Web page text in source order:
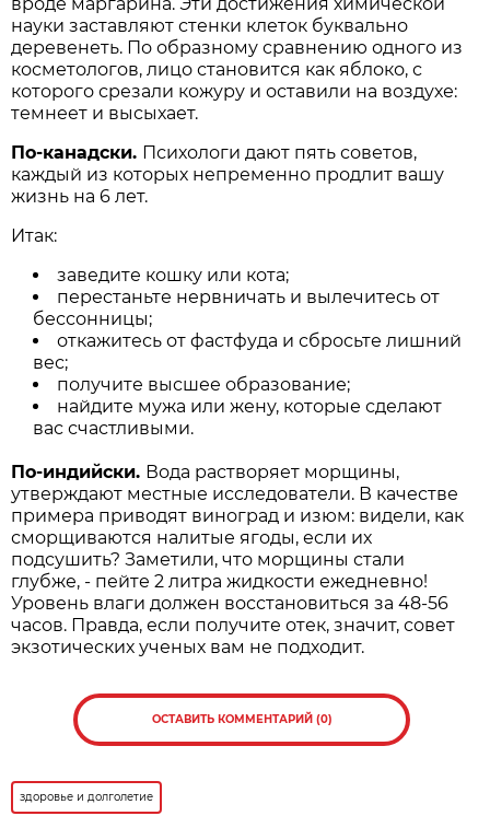
науки заставляют стенки клеток буквально
деревенеть. По образному сравнению одного из
косметологов, лицо становится как яблоко, с
которого срезали кожуру и оставили на воздухе:
темнеет и высыхает.
По-канадски. Психологи дают пять советов,
каждый из которых непременно продлит вашу
жизнь на 6 лет.
Итак:
заведите кошку или кота;
перестаньте нервничать и вылечитесь от
бессонницы;
откажитесь от фастфуда и сбросьте лишний
вес;
получите высшее образование;
найдите мужа или жену, которые сделают
вас счастливыми.
По-индийски. Вода растворяет морщины,
утверждают местные исследователи. В качестве
примера приводят виноград и изюм: видели, как
сморщиваются налитые ягоды, если их
подсушить? Заметили, что морщины стали
глубже, - пейте 2 литра жидкости ежедневно!
Уровень влаги должен восстановиться за 48-56
часов. Правда, если получите отек, значит, совет
экзотических ученых вам не подходит.
ОСТАВИТЬ КОММЕНТАРИЙ (0)
здоровье и долголетие